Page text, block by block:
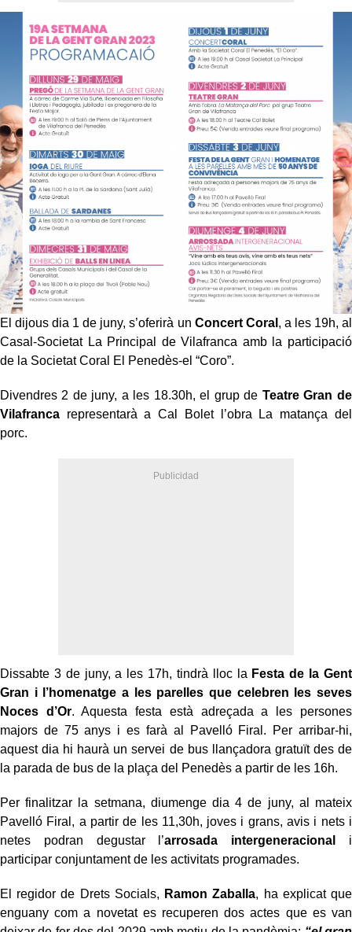
El dijous dia 1 de juny, s’oferirà un Concert Coral , a les 19h, al
Casal-Societat La Principal de Vilafranca amb la participació
de la Societat Coral El Penedès-el “Coro”.
Divendres 2 de juny, a les 18.30h, el grup de Teatre Gran de
Vilafranca representarà a Cal Bolet l’obra La matança del
porc.
Dissabte 3 de juny, a les 17h, tindrà lloc la Festa de la Gent
Gran i l’homenatge a les parelles que celebren les seves
Noces d’Or. Aquesta festa està adreçada a les persones
majors de 75 anys i es farà al Pavelló Firal. Per arribar-hi,
aquest dia hi haurà un servei de bus llançadora gratuït des de
la parada de bus de la plaça del Penedès a partir de les 16h.
Per finalitzar la setmana, diumenge dia 4 de juny, al mateix
Pavelló Firal, a partir de les 11,30h, joves i grans, avis i nets i
netes podran degustar l’arrosada intergeneracional
i
participar conjuntament de les activitats programades.
El regidor de Drets Socials, Ramon Zaballa, ha explicat que
enguany com a novetat es recuperen dos actes que es van